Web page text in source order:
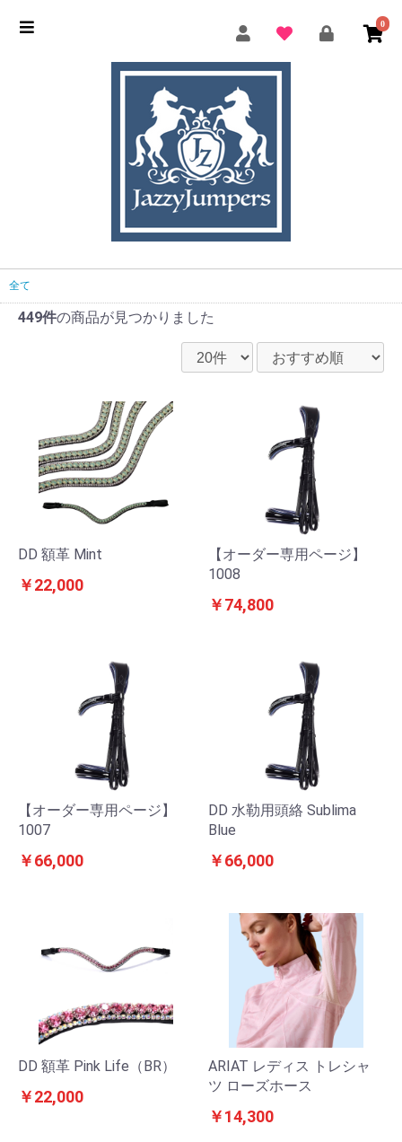
0
全て
449件の商品が見つかりました
DD 額革 Mint
￥22,000
【オーダー専用ページ】
1008
￥74,800
【オーダー専用ページ】
1007
￥66,000
DD 水勒用頭絡 Sublima
Blue
￥66,000
DD 額革 Pink Life（BR）
￥22,000
ARIAT レディス トレシャ
ツ ローズホース
￥14,300